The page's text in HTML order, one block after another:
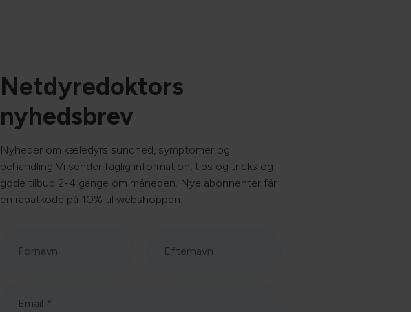
Netdyredoktors
nyhedsbrev
Nyheder om kæledyrs sundhed, symptomer og
behandling Vi sender faglig information, tips og tricks og
gode tilbud 2-4 gange om måneden. Nye abonnenter får
en rabatkode på 10% til webshoppen.